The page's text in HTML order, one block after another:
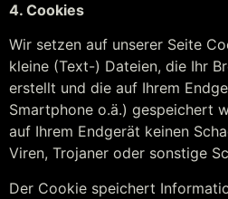
4. Cookies
Wir setzen auf unserer Seite
kleine (Text-) Dateien, die Ihr
erstellt und die auf Ihrem
Smartphone o.ä.) gespeichert
auf Ihrem Endgerät keinen
Viren, Trojaner oder sonstige
Der Cookie speichert